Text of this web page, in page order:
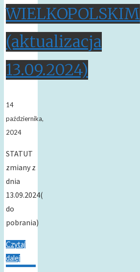
WIELKOPOLSKIM
(aktualizacja
13.09.2024)
14
października,
2024
STATUT
zmiany z
dnia
13.09.2024(
do
pobrania)
Czytaj
dalej